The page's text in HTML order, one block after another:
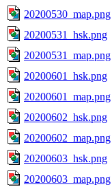
20200530_map.png
20200531_hsk.png
20200531_map.png
20200601_hsk.png
20200601_map.png
20200602_hsk.png
20200602_map.png
20200603_hsk.png
20200603_map.png